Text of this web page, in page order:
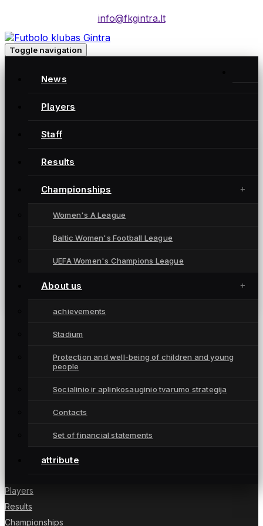
info@fkgintra.lt
Toggle navigation
News
Players
Staff
Results
Championships
Women's A League
Baltic Women's Football League
UEFA Women's Champions League
About us
achievements
Stadium
Protection and well-being of children and young
people
Socialinio ir aplinkosauginio tvarumo strategija
Contacts
Set of financial statements
attribute
Posts
Home
Gintra naujienos
Naujokės debiutas pažymėtas pergale prieš
Moterų futbolo klubas „Gintra“ – daugkartinės
Lietuvai UEFA moterų Čempionių lygoje.
Players
Results
Championships